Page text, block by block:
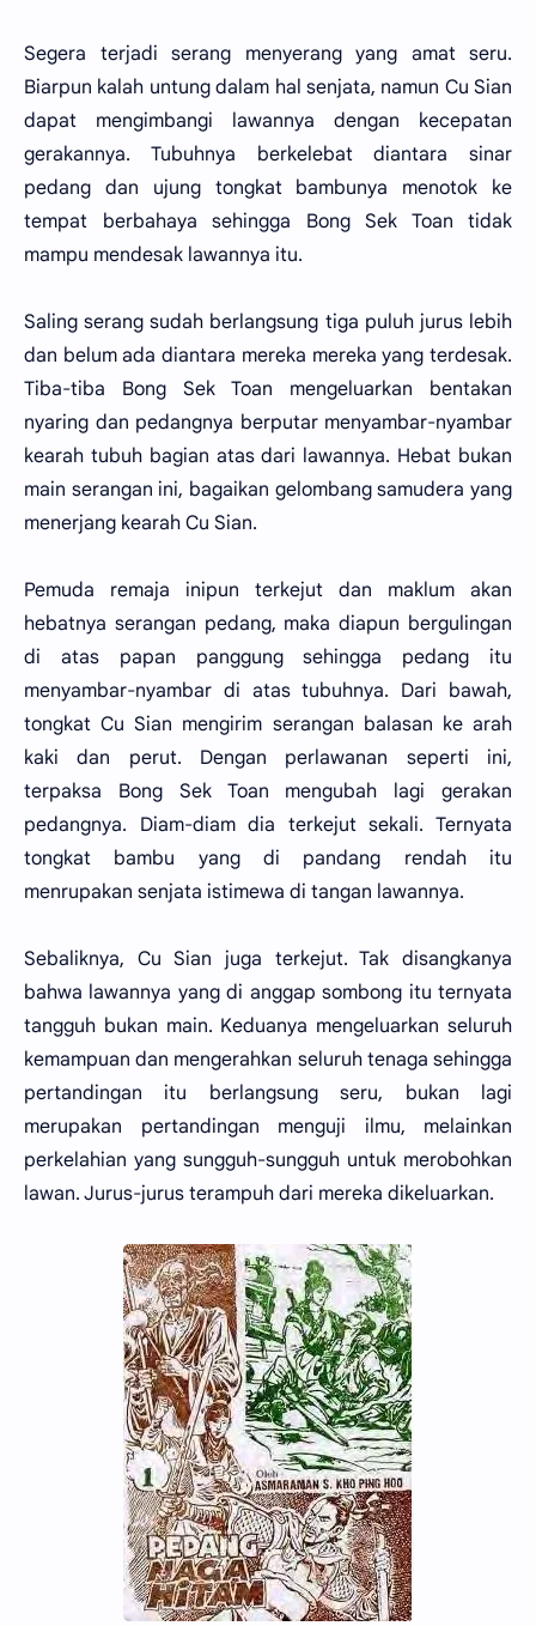
Segera terjadi serang menyerang yang amat seru.
Biarpun kalah untung dalam hal senjata, namun Cu Sian
dapat mengimbangi lawannya dengan kecepatan
gerakannya. Tubuhnya berkelebat diantara sinar
pedang dan ujung tongkat bambunya menotok ke
tempat berbahaya sehingga Bong Sek Toan tidak
mampu mendesak lawannya itu.
Saling serang sudah berlangsung tiga puluh jurus lebih
dan belum ada diantara mereka mereka yang terdesak.
Tiba-tiba Bong Sek Toan mengeluarkan bentakan
nyaring dan pedangnya berputar menyambar-nyambar
kearah tubuh bagian atas dari lawannya. Hebat bukan
main serangan ini, bagaikan gelombang samudera yang
menerjang kearah Cu Sian.
Pemuda remaja inipun terkejut dan maklum akan
hebatnya serangan pedang, maka diapun bergulingan
di atas papan panggung sehingga pedang itu
menyambar-nyambar di atas tubuhnya. Dari bawah,
tongkat Cu Sian mengirim serangan balasan ke arah
kaki dan perut. Dengan perlawanan seperti ini,
terpaksa Bong Sek Toan mengubah lagi gerakan
pedangnya. Diam-diam dia terkejut sekali. Ternyata
tongkat bambu yang di pandang rendah itu
menrupakan senjata istimewa di tangan lawannya.
Sebaliknya, Cu Sian juga terkejut. Tak disangkanya
bahwa lawannya yang di anggap sombong itu ternyata
tangguh bukan main. Keduanya mengeluarkan seluruh
kemampuan dan mengerahkan seluruh tenaga sehingga
pertandingan itu berlangsung seru, bukan lagi
merupakan pertandingan menguji ilmu, melainkan
perkelahian yang sungguh-sungguh untuk merobohkan
lawan. Jurus-jurus terampuh dari mereka dikeluarkan.